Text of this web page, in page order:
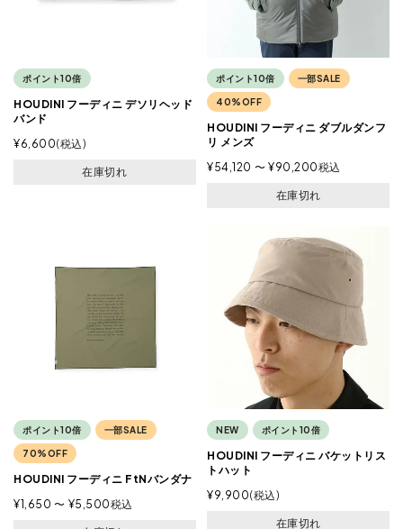
ポイント10倍
HOUDINI フーディニ デソリヘッド
バンド
¥6,600 税込
在庫切れ
ポイント10倍 一部SALE
40%OFF
HOUDINI フーディニ ダブルダンフ
リ メンズ
¥54,120 〜 ¥90,200税込
在庫切れ
ポイント10倍 一部SALE
70%OFF
HOUDINI フーディニ FtNバンダナ
¥1,650 〜 ¥5,500税込
NEW ポイント10倍
HOUDINI フーディニ バケットリス
トハット
¥9,900 税込
在庫切れ